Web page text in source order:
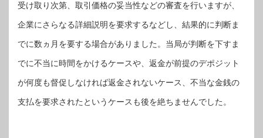
受け取り次第、取引価格の妥当性などの審査を行いますが、
企業にさらなる詳細説明を要求するなどし、結果的に判断ま
でに数ヵ月を要する場合がありました。当局が判断を下すま
でに不当に時間をかけるケースや、返金が前提のデポジット
が何度も督促しなければ返金されないケース、不当な金銭の
支払を要求されたというケースも後を絶ちませんでした。